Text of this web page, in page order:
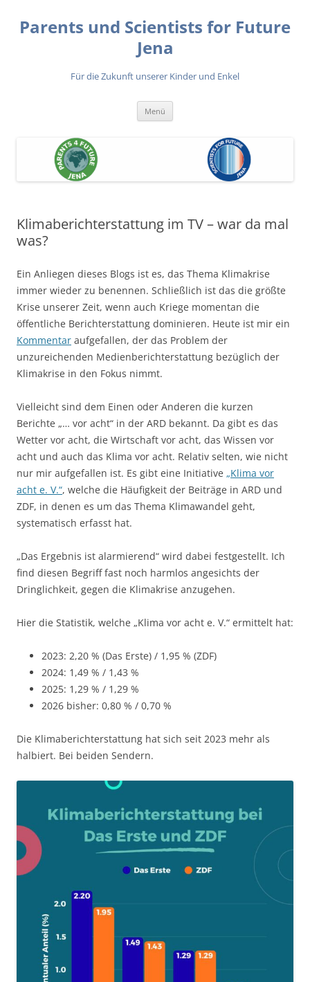
springen
Parents und Scientists for Future
Jena
Für die Zukunft unserer Kinder und Enkel
Menü
Klimaberichterstattung im TV – war da mal
was?
Ein Anliegen dieses Blogs ist es, das Thema Klimakrise
immer wieder zu benennen. Schließlich ist das die größte
Krise unserer Zeit, wenn auch Kriege momentan die
öffentliche Berichterstattung dominieren. Heute ist mir ein
Kommentar aufgefallen, der das Problem der
unzureichenden Medienberichterstattung bezüglich der
Klimakrise in den Fokus nimmt.
Vielleicht sind dem Einen oder Anderen die kurzen
Berichte „… vor acht“ in der ARD bekannt. Da gibt es das
Wetter vor acht, die Wirtschaft vor acht, das Wissen vor
acht und auch das Klima vor acht. Relativ selten, wie nicht
nur mir aufgefallen ist. Es gibt eine Initiative „Klima vor
acht e. V.“, welche die Häufigkeit der Beiträge in ARD und
ZDF, in denen es um das Thema Klimawandel geht,
systematisch erfasst hat.
„Das Ergebnis ist alarmierend“ wird dabei festgestellt. Ich
find diesen Begriff fast noch harmlos angesichts der
Dringlichkeit, gegen die Klimakrise anzugehen.
Hier die Statistik, welche „Klima vor acht e. V.“ ermittelt hat:
2023: 2,20 % (Das Erste) / 1,95 % (ZDF)
2024: 1,49 % / 1,43 %
2025: 1,29 % / 1,29 %
2026 bisher: 0,80 % / 0,70 %
Die Klimaberichterstattung hat sich seit 2023 mehr als
halbiert. Bei beiden Sendern.